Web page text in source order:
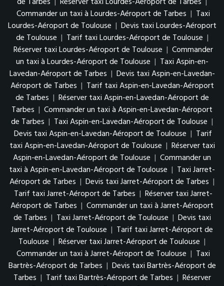
Commander un taxi à Lourdes-Aéroport de Tarbes | Taxi
Lourdes-Aéroport de Toulouse | Devis taxi Lourdes-Aéroport
de Toulouse | Tarif taxi Lourdes-Aéroport de Toulouse |
Réserver taxi Lourdes-Aéroport de Toulouse | Commander
un taxi à Lourdes-Aéroport de Toulouse | Taxi Aspin-en-
Lavedan-Aéroport de Tarbes | Devis taxi Aspin-en-Lavedan-
Aéroport de Tarbes | Tarif taxi Aspin-en-Lavedan-Aéroport
de Tarbes | Réserver taxi Aspin-en-Lavedan-Aéroport de
Tarbes | Commander un taxi à Aspin-en-Lavedan-Aéroport
de Tarbes | Taxi Aspin-en-Lavedan-Aéroport de Toulouse |
Devis taxi Aspin-en-Lavedan-Aéroport de Toulouse | Tarif
taxi Aspin-en-Lavedan-Aéroport de Toulouse | Réserver taxi
Aspin-en-Lavedan-Aéroport de Toulouse | Commander un
taxi à Aspin-en-Lavedan-Aéroport de Toulouse | Taxi Jarret-
Aéroport de Tarbes | Devis taxi Jarret-Aéroport de Tarbes |
Tarif taxi Jarret-Aéroport de Tarbes | Réserver taxi Jarret-
Aéroport de Tarbes | Commander un taxi à Jarret-Aéroport
de Tarbes | Taxi Jarret-Aéroport de Toulouse | Devis taxi
Jarret-Aéroport de Toulouse | Tarif taxi Jarret-Aéroport de
Toulouse | Réserver taxi Jarret-Aéroport de Toulouse |
Commander un taxi à Jarret-Aéroport de Toulouse | Taxi
Bartrès-Aéroport de Tarbes | Devis taxi Bartrès-Aéroport de
Tarbes | Tarif taxi Bartrès-Aéroport de Tarbes | Réserver